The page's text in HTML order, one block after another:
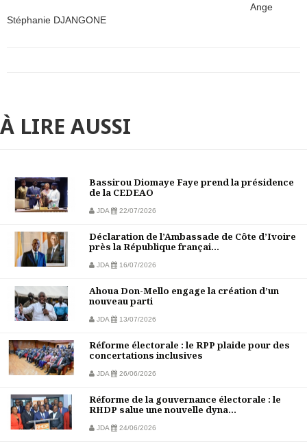
Ange
Stéphanie DJANGONE
À LIRE AUSSI
Bassirou Diomaye Faye prend la présidence
de la CEDEAO
JDA 22/07/2026
Déclaration de l’Ambassade de Côte d’Ivoire
près la République françai...
JDA 16/07/2026
Ahoua Don-Mello engage la création d’un
nouveau parti
JDA 13/07/2026
Réforme électorale : le RPP plaide pour des
concertations inclusives
JDA 26/06/2026
Réforme de la gouvernance électorale : le
RHDP salue une nouvelle dyna...
JDA 24/06/2026